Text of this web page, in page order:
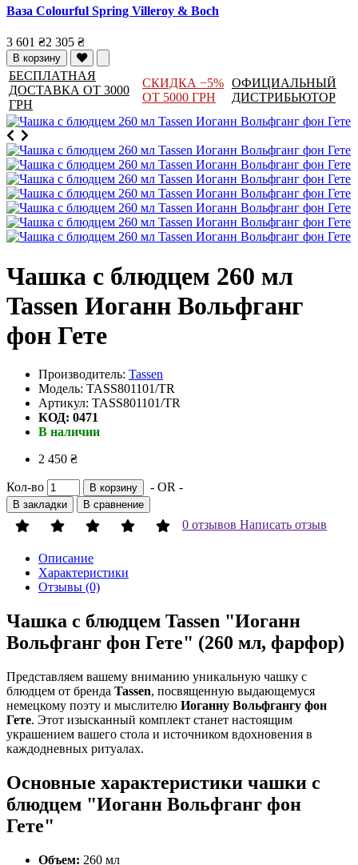
Ваза Colourful Spring Villeroy & Boch
3 601 ₴2 305 ₴
В корзину
БЕСПЛАТНАЯ
ДОСТАВКА ОТ 3000
ГРН
СКИДКА −5%
ОТ 5000 ГРН
ОФИЦИАЛЬНЫЙ
ДИСТРИБЬЮТОР
Чашка с блюдцем 260 мл
Tassen Иоганн Вольфганг
фон Гете
Производитель: Tassen
Модель: TASS801101/TR
Артикул: TASS801101/TR
КОД: 0471
В наличии
2 450 ₴
Кол-во В корзину - OR -
В закладки В сравнение
0 отзывов Написать отзыв
Описание
Характеристики
Отзывы (0)
Чашка с блюдцем Tassen "Иоганн
Вольфганг фон Гете" (260 мл, фарфор)
Представляем вашему вниманию уникальную чашку с
блюдцем от бренда Tassen, посвященную выдающемуся
немецкому поэту и мыслителю Иоганну Вольфгангу фон
Гете. Этот изысканный комплект станет настоящим
украшением вашего стола и источником вдохновения в
каждодневных ритуалах.
Основные характеристики чашки с
блюдцем "Иоганн Вольфганг фон
Гете"
Объем: 260 мл